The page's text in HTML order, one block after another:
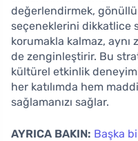
değerlendirmek, gönüllü
seçeneklerini dikkatlice
korumakla kalmaz,
de zenginleştirir. Bu
kültürel etkinlik
her katılımda hem
sağlamanızı sağlar.
AYRICA BAKIN: Başka